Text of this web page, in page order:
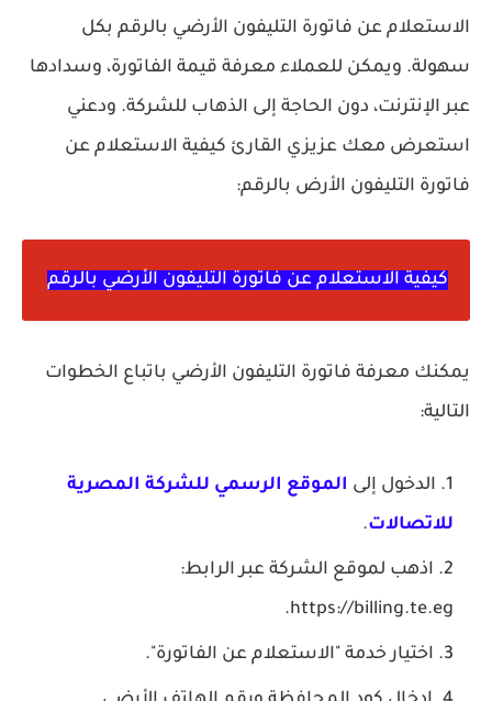
الاستعلام عن فاتورة التليفون الأرضي بالرقم بكل
سهولة. ويمكن للعملاء معرفة قيمة الفاتورة، وسدادها
عبر الإنترنت، دون الحاجة إلى الذهاب للشركة. ودعني
استعرض معك عزيزي القارئ كيفية الاستعلام عن
فاتورة التليفون الأرض بالرقم:
كيفية الاستعلام عن فاتورة التليفون الأرضي بالرقم
يمكنك معرفة فاتورة التليفون الأرضي باتباع الخطوات
التالية:
الدخول إلى الموقع الرسمي للشركة المصرية
للاتصالات.
اذهب لموقع الشركة عبر الرابط:
https://billing.te.eg.
اختيار خدمة "الاستعلام عن الفاتورة".